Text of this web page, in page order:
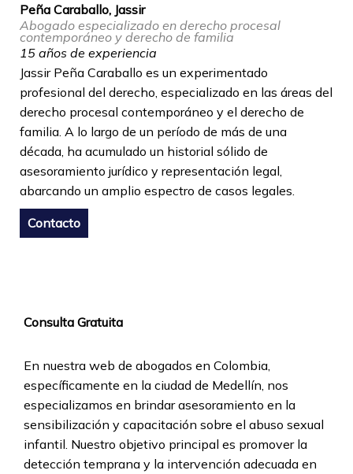
Peña Caraballo, Jassir
Abogado especializado en derecho procesal
contemporáneo y derecho de familia
15 años de experiencia
Jassir Peña Caraballo es un experimentado
profesional del derecho, especializado en las áreas del
derecho procesal contemporáneo y el derecho de
familia. A lo largo de un período de más de una
década, ha acumulado un historial sólido de
asesoramiento jurídico y representación legal,
abarcando un amplio espectro de casos legales.
Contacto
Consulta Gratuita
En nuestra web de abogados en Colombia,
específicamente en la ciudad de Medellín, nos
especializamos en brindar asesoramiento en la
sensibilización y capacitación sobre el abuso sexual
infantil. Nuestro objetivo principal es promover la
detección temprana y la intervención adecuada en